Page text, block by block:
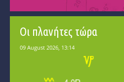
Οι πλανήτες τώρα